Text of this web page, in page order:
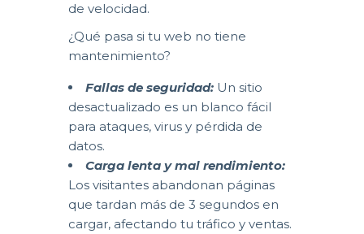
de velocidad.
¿Qué pasa si tu web no tiene
mantenimiento?
Fallas de seguridad: Un sitio
desactualizado es un blanco fácil
para ataques, virus y pérdida de
datos.
Carga lenta y mal rendimiento:
Los visitantes abandonan páginas
que tardan más de 3 segundos en
cargar, afectando tu tráfico y ventas.